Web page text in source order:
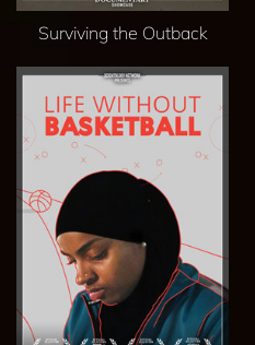
Surviving the Outback